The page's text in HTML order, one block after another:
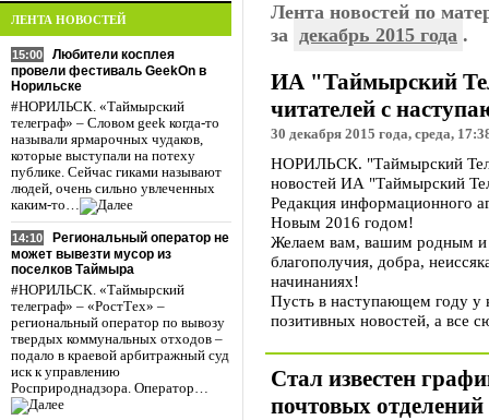
ЛЕНТА НОВОСТЕЙ
15:00
Любители косплея
провели фестиваль GeekOn в
Норильске
#НОРИЛЬСК. «Таймырский
телеграф» – Словом geek когда-то
называли ярмарочных чудаков,
которые выступали на потеху
публике. Сейчас гиками называют
людей, очень сильно увлеченных
каким-то…
14:10
Региональный оператор не
может вывезти мусор из
поселков Таймыра
#НОРИЛЬСК. «Таймырский
телеграф» – «РостТех» –
региональный оператор по вывозу
твердых коммунальных отходов –
подало в краевой арбитражный суд
иск к управлению
Росприроднадзора. Оператор…
Лента новостей по
за декабрь 2015 года .
ИА "Таймырский
читателей с
30 декабря 2015 года, среда,
НОРИЛЬСК. "Таймырский
новостей ИА "Таймырский
Редакция информационного
Новым 2016 годом!
Желаем вам, вашим родным и
благополучия, добра,
начинаниях!
Пусть в наступающем году у
позитивных новостей, а все
Стал известен
почтовых